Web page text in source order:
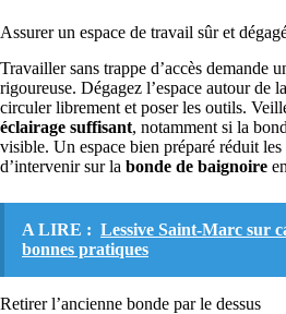
Assurer un espace de travail sûr et
Travailler sans trappe d’accès demande
rigoureuse. Dégagez l’espace autour de
circuler librement et poser les outils.
éclairage suffisant, notamment si la
visible. Un espace bien préparé réduit les
d’intervenir sur la bonde de baignoire
A LIRE : Lessive Saint-Marc sur
bonnes pratiques
Retirer l’ancienne bonde par le dessus